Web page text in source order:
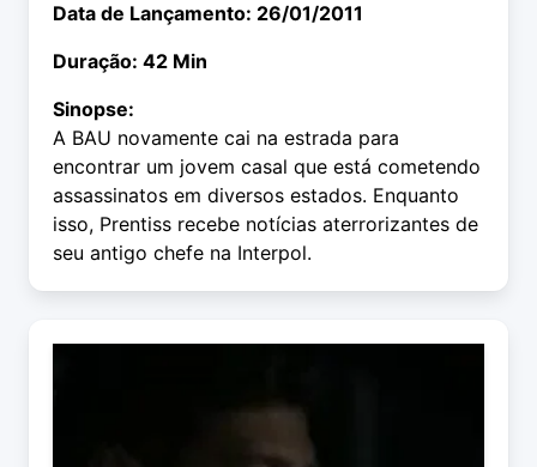
Data de Lançamento: 26/01/2011
Duração: 42 Min
Sinopse:
A BAU novamente cai na estrada para
encontrar um jovem casal que está cometendo
assassinatos em diversos estados. Enquanto
isso, Prentiss recebe notícias aterrorizantes de
seu antigo chefe na Interpol.